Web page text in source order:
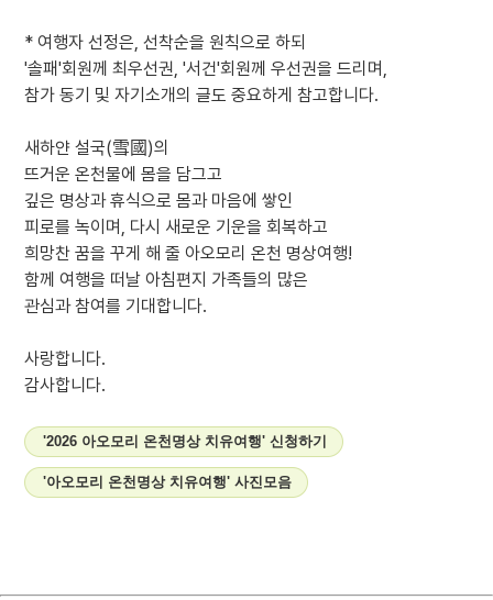
* 여행자 선정은, 선착순을 원칙으로 하되
'솔패'회원께 최우선권, '서건'회원께 우선권을 드리며,
참가 동기 및 자기소개의 글도 중요하게 참고합니다.
새하얀 설국(雪國)의
뜨거운 온천물에 몸을 담그고
깊은 명상과 휴식으로 몸과 마음에 쌓인
피로를 녹이며, 다시 새로운 기운을 회복하고
희망찬 꿈을 꾸게 해 줄 아오모리 온천 명상여행!
함께 여행을 떠날 아침편지 가족들의 많은
관심과 참여를 기대합니다.
사랑합니다.
감사합니다.
'2026 아오모리 온천명상 치유여행' 신청하기
'아오모리 온천명상 치유여행' 사진모음